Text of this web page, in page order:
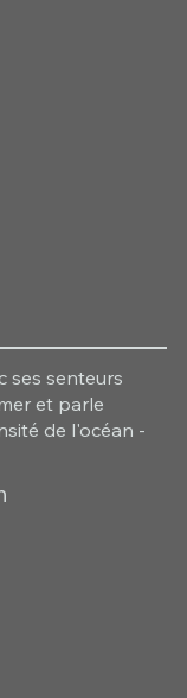
ses senteurs
et parle
de l'océan -